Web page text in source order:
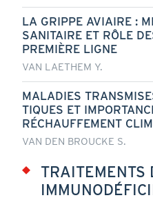
LA GRIPPE AVIAIRE :
SANITAIRE ET RÔLE
PREMIÈRE LIGNE
VAN LAETHEM Y.
MALADIES
TIQUES ET
RÉCHAUFFEMENT
VAN DEN BROUCKE S.
TRAITEMENTS